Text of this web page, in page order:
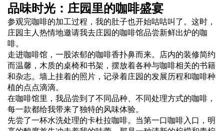
品味时光：庄园里的咖啡盛宴
参观完咖啡的加工过程，我的肚子也开始咕咕叫了。这时，
庄园主人热情地邀请我去庄园的咖啡馆品尝新鲜出炉的咖
啡。
走进咖啡馆，一股浓郁的咖啡香扑鼻而来。店内的装修简约
而温馨，木质的桌椅和书架，摆放着各种与咖啡相关的书籍
和杂志。墙上挂着的照片，记录着庄园的发展历程和咖啡种
植的点点滴滴。
在咖啡馆里，我品尝到了不同品种、不同处理方式的咖啡，
每一款都给我带来了独特的风味体验。
先尝了一杯水洗处理的卡杜拉咖啡。当第一口咖啡入口，明